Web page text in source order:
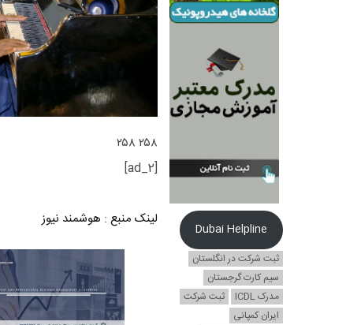
۲۵۸ ۲۵۸
[ad_2]
لینک منبع : هوشمند نیوز
Dubai Helpline
ثبت شرکت در انگلستان
سیم کارت گرجستان
مدرک ICDL
ثبت شرکت
ایران کمپانی